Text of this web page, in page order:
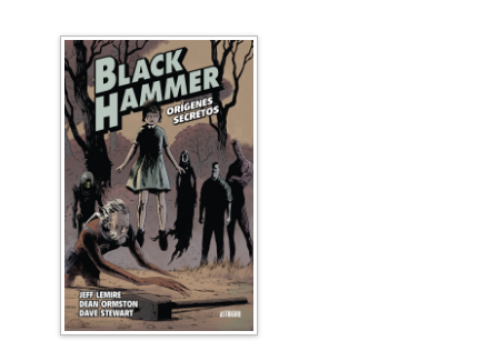
'Descender' se pusiera a la venta, Lemire y Nguyen,
ganador del premio Eisner 2016 al mejor portadista por
esta serie, tuvieron que lidiar con las múltiples ofertas
que empezaron a recibir de los estudios de Hollywood
para adquirir los derechos cinematográficos, que,
finalmente, fueron comprados por Sony. Asimismo, la
trilogía 'Essex County', de Jeff Lemire, formada por
'Historias de la granja' (Astiberri, 2008), 'Historias de
fantasmas' (Astiberri, 2009) y 'La enfermera rural'
(Astiberri, 2010), se convertirá en serie de televisión.